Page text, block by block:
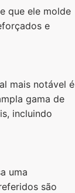
que ele molde
e
mais notável é
gama de
incluindo
uma
são